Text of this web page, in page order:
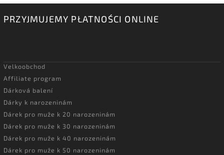
PRZYJMUJEMY PŁATNOŚCI ONLINE
Velkoobchod
Affiliate program
Dárková balení
Dárky k narozeninám
Dárek pro muže k 20 narozeninám
Dárek pro muže k 30 narozeninám
Dárek pro muže k 40 narozeninám
Dárek pro muže k 50 narozeninám